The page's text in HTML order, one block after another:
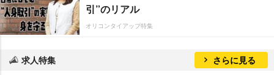
引”のリアル
オリコンタイアップ特集
求人特集 さらに見る